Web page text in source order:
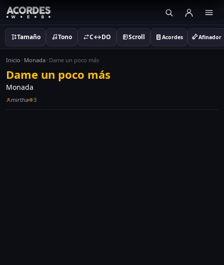
Tamaño Tono C↔DO Scroll Acordes Afinador
Inicio Monada Dame un poco más
Dame un poco más
Monada
mirtha 3